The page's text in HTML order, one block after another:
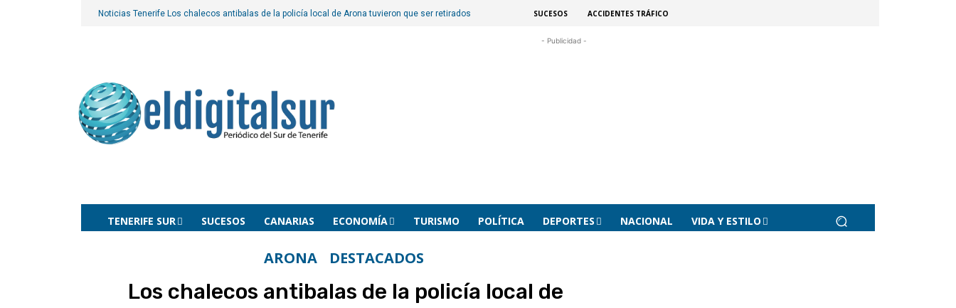
Noticias Tenerife Los chalecos antibalas de la policía local de Arona tuvieron que ser retirados SUCESOS ACCIDENTES TRÁFICO
- Publicidad -
TENERIFE SUR SUCESOS CANARIAS ECONOMÍA TURISMO POLÍTICA DEPORTES NACIONAL VIDA Y ESTILO
ARONA DESTACADOS
Los chalecos antibalas de la policía local de